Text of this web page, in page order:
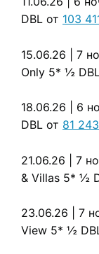
DBL от 103
15.06.26
| 7
Only 5* ½
18.06.26 | 6
DBL от 81 243
21.06.26
| 7
& Villas 5* ½
23.06.26
| 7
View 5* ½